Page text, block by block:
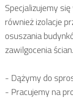
Specjalizujemy
również izolacje
osuszania
zawilgocenia ścian.
- Dążymy do
- Pracujemy na